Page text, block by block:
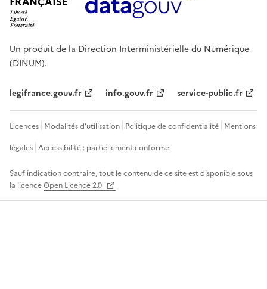
Un produit de la Direction Interministérielle du Numérique
(DINUM).
legifrance.gouv.fr info.gouv.fr service-public.fr
Licences Modalités d'utilisation Politique de confidentialité Mentions
légales Accessibilité : partiellement conforme
Sauf indication contraire, tout le contenu de ce site est disponible sous
la licenceOpen Licence 2.0